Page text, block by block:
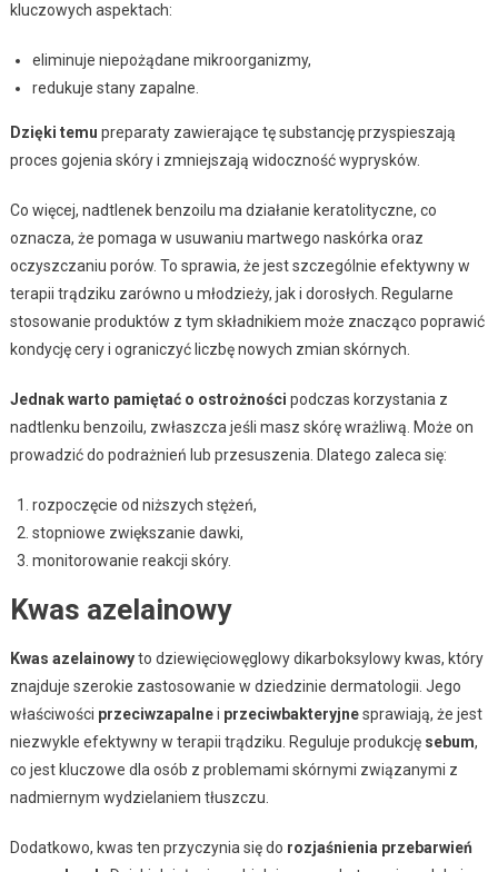
kluczowych aspektach:
eliminuje niepożądane mikroorganizmy,
redukuje stany zapalne.
Dzięki temu preparaty zawierające tę substancję przyspieszają
proces gojenia skóry i zmniejszają widoczność wyprysków.
Co więcej, nadtlenek benzoilu ma działanie keratolityczne, co
oznacza, że pomaga w usuwaniu martwego naskórka oraz
oczyszczaniu porów. To sprawia, że jest szczególnie efektywny w
terapii trądziku zarówno u młodzieży, jak i dorosłych. Regularne
stosowanie produktów z tym składnikiem może znacząco poprawić
kondycję cery i ograniczyć liczbę nowych zmian skórnych.
Jednak warto pamiętać o ostrożności podczas korzystania z
nadtlenku benzoilu, zwłaszcza jeśli masz skórę wrażliwą. Może on
prowadzić do podrażnień lub przesuszenia. Dlatego zaleca się:
rozpoczęcie od niższych stężeń,
stopniowe zwiększanie dawki,
monitorowanie reakcji skóry.
Kwas azelainowy
Kwas azelainowyto dziewięciowęglowy dikarboksylowy kwas, który
znajduje szerokie zastosowanie w dziedzinie dermatologii. Jego
właściwości przeciwzapalnei przeciwbakteryjnesprawiają, że jest
niezwykle efektywny w terapii trądziku. Reguluje produkcję sebum,
co jest kluczowe dla osób z problemami skórnymi związanymi z
nadmiernym wydzielaniem tłuszczu.
Dodatkowo, kwas ten przyczynia się do rozjaśnienia przebarwień